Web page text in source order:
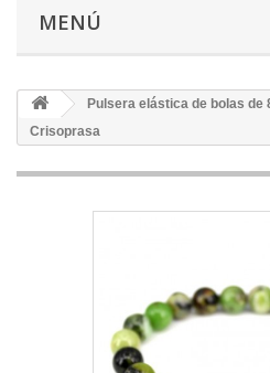
MENÚ
Pulsera elástica de bolas de
Crisoprasa